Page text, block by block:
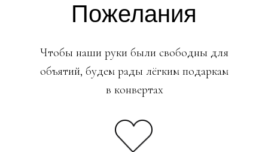
Пожелания
Чтобы наши руки были свободны для
объятий, будем рады лёгким подаркам
в конвертах